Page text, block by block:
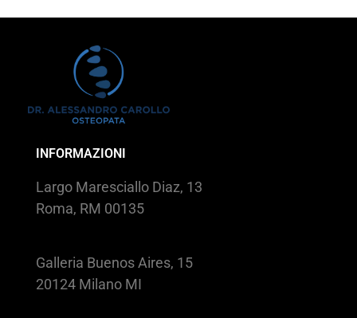
INFORMAZIONI
Largo Maresciallo Diaz, 13
Roma, RM 00135
Galleria Buenos Aires, 15
20124 Milano MI